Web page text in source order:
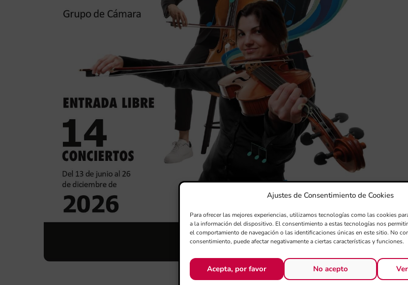
Ajustes de Consentimiento de Cookies
Para ofrecer las mejores experiencias, utilizamos tecnologías como las cookies
a la información del dispositivo. El consentimiento a estas tecnologías nos
el comportamiento de navegación o las identificaciones únicas en este sitio. No
consentimiento, puede afectar negativamente a ciertas características y funciones.
Acepta, por favor No acepto